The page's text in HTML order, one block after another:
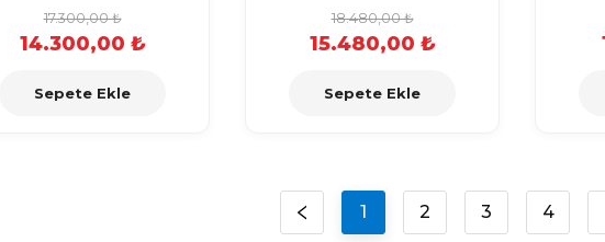
17.300,00 ₺
14.300,00 ₺
Sepete Ekle
18.480,00 ₺
15.480,00 ₺
Sepete Ekle
1 2 3 4